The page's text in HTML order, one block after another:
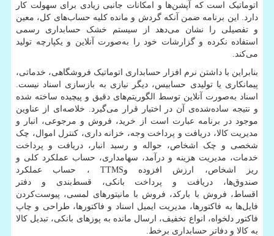
اتوماتیک است که آپشن‌ها و امکانات جانبی زیادی برای سهولت کار
دارد. این برنامه ضمن آنکه گردش و مانده کلیه‌ حساب‌های کل، معین
و تفصیلی را نشان می‌دهد از سیستم خشک حسابداری رسمی
استفاده نکرده و گزارشات خود را به‌صورت آنلاین و یکپارچه تولید
می‌کند.
بنابراین با داشتن نرم افزار حسابداری اتوماتیک فروشگاهی، خدماتی،
پیمانکاری یا تولیدی حسابیس، دیگر نیازی به بازسازی اسناد نیست.
اسناد به‌صورت آنلاین توسط الگوریتم‌های دقیق و پیچیده ساخته شده
و نتیجه ساده‌شده‌ی آن در اختیار قرار می‌گیرد. خلاصه‌ای از عناوین
موجود در برنامه عبارت است از خرید، فروش و مرجوعی، انبار و
مدیریت کالا، دریافت و پرداخت وجه، خزانه داری، کنترل اموال، چک
شخصی و چک اشخاص، حواله و رسید انبار، دریافت و پرداخت
خدمات، مدیریت هزینه و درآمد، سهامداری، حساب عملکرد کلی و
ریز اشخاص، ارزش افزوده وTTMS ، حساب عملکرد
صندوق‌ها، دریافت و پرداخت بانکی، قسط‌بندی و دفتر
اقساط، فروش با بارکد، فروش با مانیتورهای لمسی، پیوست‌کردن
فایل‌ها به فاکتورها، مدیریت ایمیل اسناد و فاکتورها، طراحی و چاپ
فاکتور دلخواه، انواع تخفیف، ارسال مانده به پوزهای بانکی، تبدیل کالا
به کالا و دفاتر حسابداری برخط.